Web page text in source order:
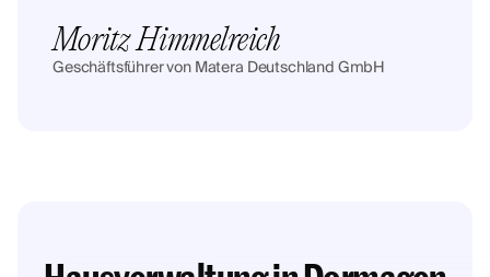
Moritz Himmelreich
Geschäftsführer von Matera Deutschland GmbH